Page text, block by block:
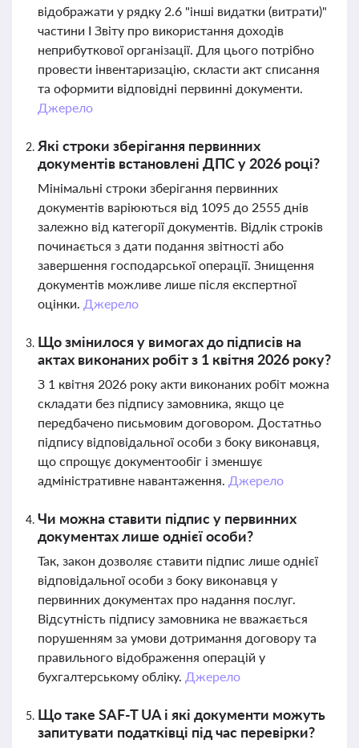
відображати у рядку 2.6 "інші видатки (витрати)"
частини І Звіту про використання доходів
неприбуткової організації. Для цього потрібно
провести інвентаризацію, скласти акт списання
та оформити відповідні первинні документи.
Джерело
Які строки зберігання первинних
документів встановлені ДПС у 2026 році?
Мінімальні строки зберігання первинних
документів варіюються від 1095 до 2555 днів
залежно від категорії документів. Відлік строків
починається з дати подання звітності або
завершення господарської операції. Знищення
документів можливе лише після експертної
оцінки. Джерело
Що змінилося у вимогах до підписів на
актах виконаних робіт з 1 квітня 2026 року?
З 1 квітня 2026 року акти виконаних робіт можна
складати без підпису замовника, якщо це
передбачено письмовим договором. Достатньо
підпису відповідальної особи з боку виконавця,
що спрощує документообіг і зменшує
адміністративне навантаження. Джерело
Чи можна ставити підпис у первинних
документах лише однієї особи?
Так, закон дозволяє ставити підпис лише однієї
відповідальної особи з боку виконавця у
первинних документах про надання послуг.
Відсутність підпису замовника не вважається
порушенням за умови дотримання договору та
правильного відображення операцій у
бухгалтерському обліку. Джерело
Що таке SAF-T UA і які документи можуть
запитувати податківці під час перевірки?